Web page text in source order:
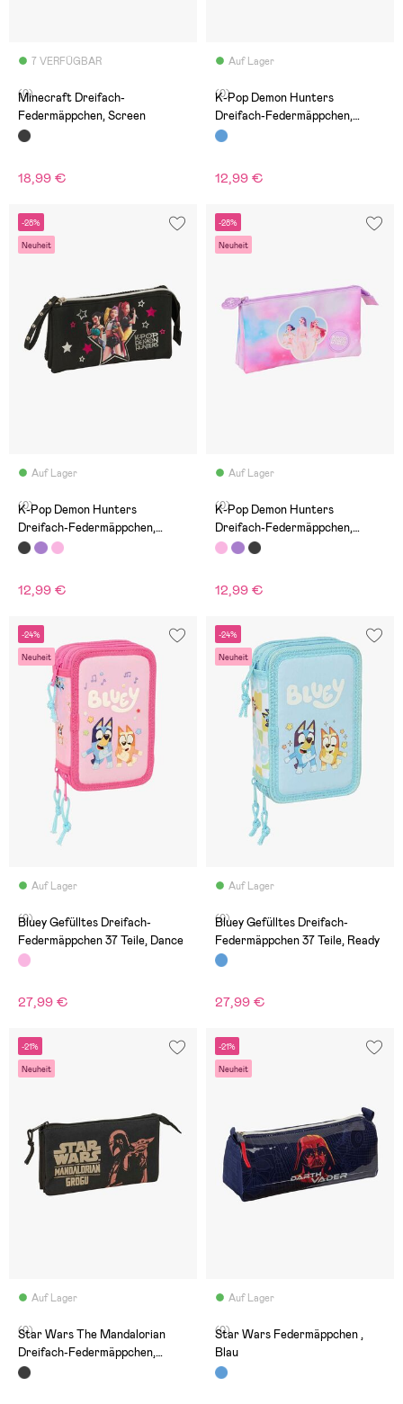
7 VERFÜGBAR
(0)
Minecraft Dreifach-
Federmäppchen, Screen
18,99 €
Auf Lager
(0)
K-Pop Demon Hunters
Dreifach-Federmäppchen,
Huntr/X
12,99 €
-28%
Neuheit
Auf Lager
(0)
K-Pop Demon Hunters
Dreifach-Federmäppchen,
Energy
12,99 €
-28%
Neuheit
Auf Lager
(0)
K-Pop Demon Hunters
Dreifach-Federmäppchen,
Artist
12,99 €
-24%
Neuheit
Auf Lager
(0)
Bluey Gefülltes Dreifach-
Federmäppchen 37 Teile, Dance
27,99 €
-24%
Neuheit
Auf Lager
(0)
Bluey Gefülltes Dreifach-
Federmäppchen 37 Teile, Ready
27,99 €
-21%
Neuheit
Auf Lager
(0)
Star Wars The Mandalorian
Dreifach-Federmäppchen,
Mandalorian & Grogu
-21%
Neuheit
Auf Lager
(0)
Star Wars Federmäppchen ,
Blau